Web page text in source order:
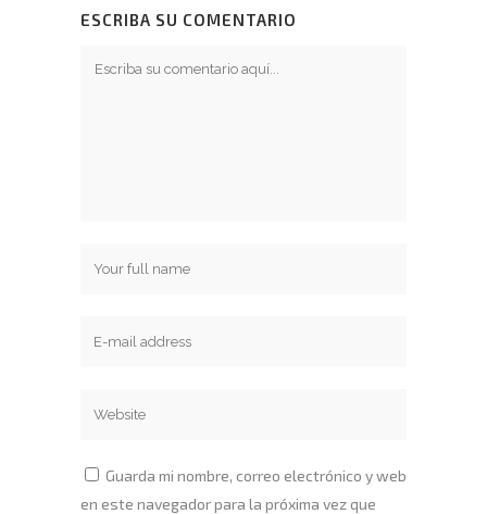
ESCRIBA SU COMENTARIO
Guarda mi nombre, correo electrónico y web
en este navegador para la próxima vez que